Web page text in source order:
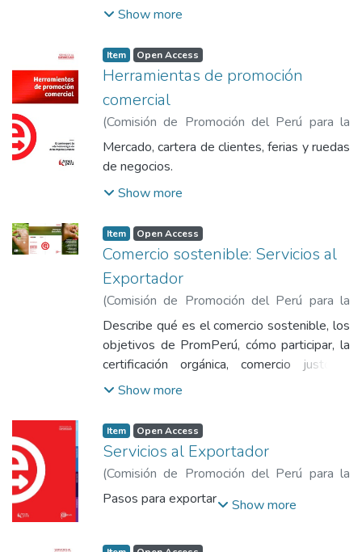
Show more
Item Open Access
Herramientas de promoción
comercial
(Comisión de Promoción del Perú para la
Exportación y el Turismo,2019) Comisión
de Promoción del Perú para la Exportación
Mercado, cartera de clientes, ferias y ruedas
de negocios.
Show more
Item Open Access
Comercio sostenible: Servicios al
Exportador
(Comisión de Promoción del Perú para la
Exportación y el Turismo,2014)Comisión
de Promoción del Perú para la Exportación
y el Turismo
Describe qué es el comercio sostenible, los
objetivos de PromPerú, cómo participar, la
certificación orgánica, comercio justo y
ecoeficiencia.
Show more
Item Open Access
Servicios al Exportador
(Comisión de Promoción del Perú para la
Exportación y el Turismo
de Promoción del Perú para la Exportación
Pasos para exportar Show more